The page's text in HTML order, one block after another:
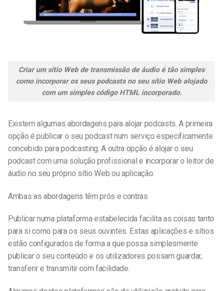
Criar um sítio Web de transmissão de áudio é tão simples
como incorporar os seus podcasts no seu sítio Web alojado
com um simples código HTML incorporado.
Existem algumas abordagens para alojar podcasts. A primeira
opção é publicar o seu podcast num serviço especificamente
concebido para podcasting. A outra opção é alojar o seu
podcast com uma solução profissional e incorporar o leitor de
áudio no seu próprio sítio Web ou aplicação.
Ambas as abordagens têm prós e contras.
Publicar numa plataforma estabelecida facilita as coisas tanto
para si como para os seus ouvintes. Estas aplicações e sítios
estão configurados de forma a que possa simplesmente
publicar o seu conteúdo e os utilizadores possam guardar,
transferir e transmitir com facilidade.